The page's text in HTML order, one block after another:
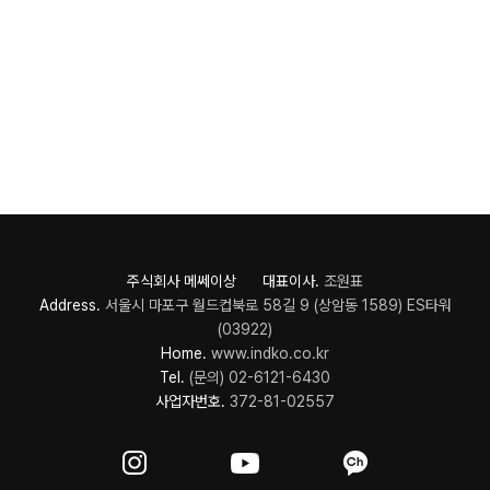
주식회사 메쎄이상 대표이사. 조원표
Address. 서울시 마포구 월드컵북로 58길 9 (상암동 1589) ES타워
(03922)
Home. www.indko.co.kr
Tel. (문의) 02-6121-6430
사업자번호. 372-81-02557